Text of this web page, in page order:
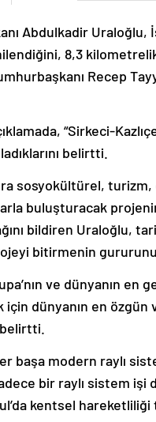
Abdulkadir
8,3
Recep
“Sirkeci-
belirtti.
sosyokültürel,
buluşturacak
bildiren Uraloğlu,
bitirmenin gururunu
ve dünyanın en
için dünyanın en
başa modern raylı
bir raylı sistem işi
kentsel